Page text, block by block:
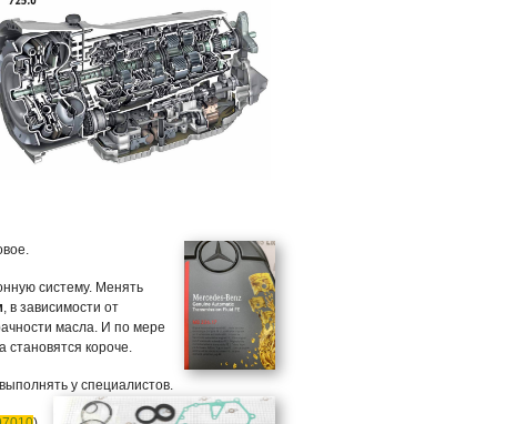
систему. Менять
, в зависимости от
масла. И по мере
становятся короче.
у специалистов.